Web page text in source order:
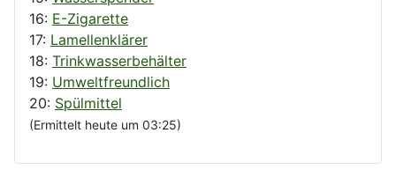
16: E-Zigarette
17: Lamellenklärer
18: Trinkwasserbehälter
19: Umweltfreundlich
20: Spülmittel
(Ermittelt heute um 03:25)